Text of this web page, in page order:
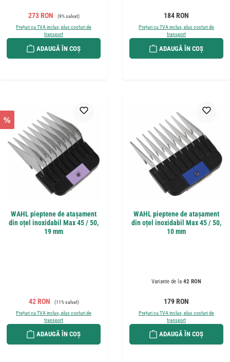
Preț de vânzare:
273 RON Preț obișnuit:
(9% salvat)
Prețuri cu TVA inclus, plus costuri de
transport
ADAUGĂ ÎN COȘ
Preț obișnuit:
184 RON
Prețuri cu TVA inclus, plus costuri de
transport
ADAUGĂ ÎN COȘ
%
WAHL pieptene de atașament
din oțel inoxidabil Max 45 / 50,
19 mm
Preț de vânzare:
42 RON Preț obișnuit:
(11% salvat)
Prețuri cu TVA inclus, plus costuri de
transport
ADAUGĂ ÎN COȘ
WAHL pieptene de atașament
din oțel inoxidabil Max 45 / 50,
10 mm
Variante de la 42 RON
Preț obișnuit:
179 RON
Prețuri cu TVA inclus, plus costuri de
transport
ADAUGĂ ÎN COȘ